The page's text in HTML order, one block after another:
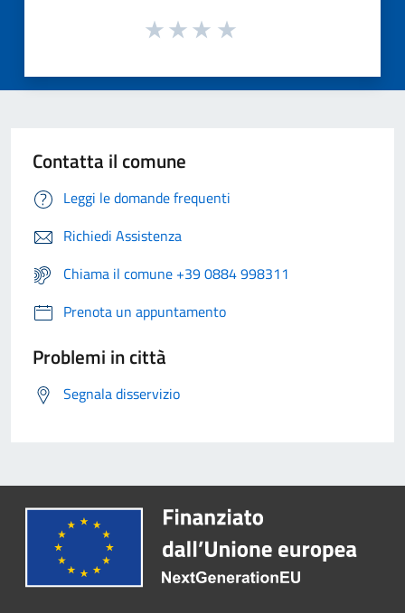
Contatta il comune
Leggi le domande frequenti
Richiedi Assistenza
Chiama il comune +39 0884 998311
Prenota un appuntamento
Problemi in città
Segnala disservizio